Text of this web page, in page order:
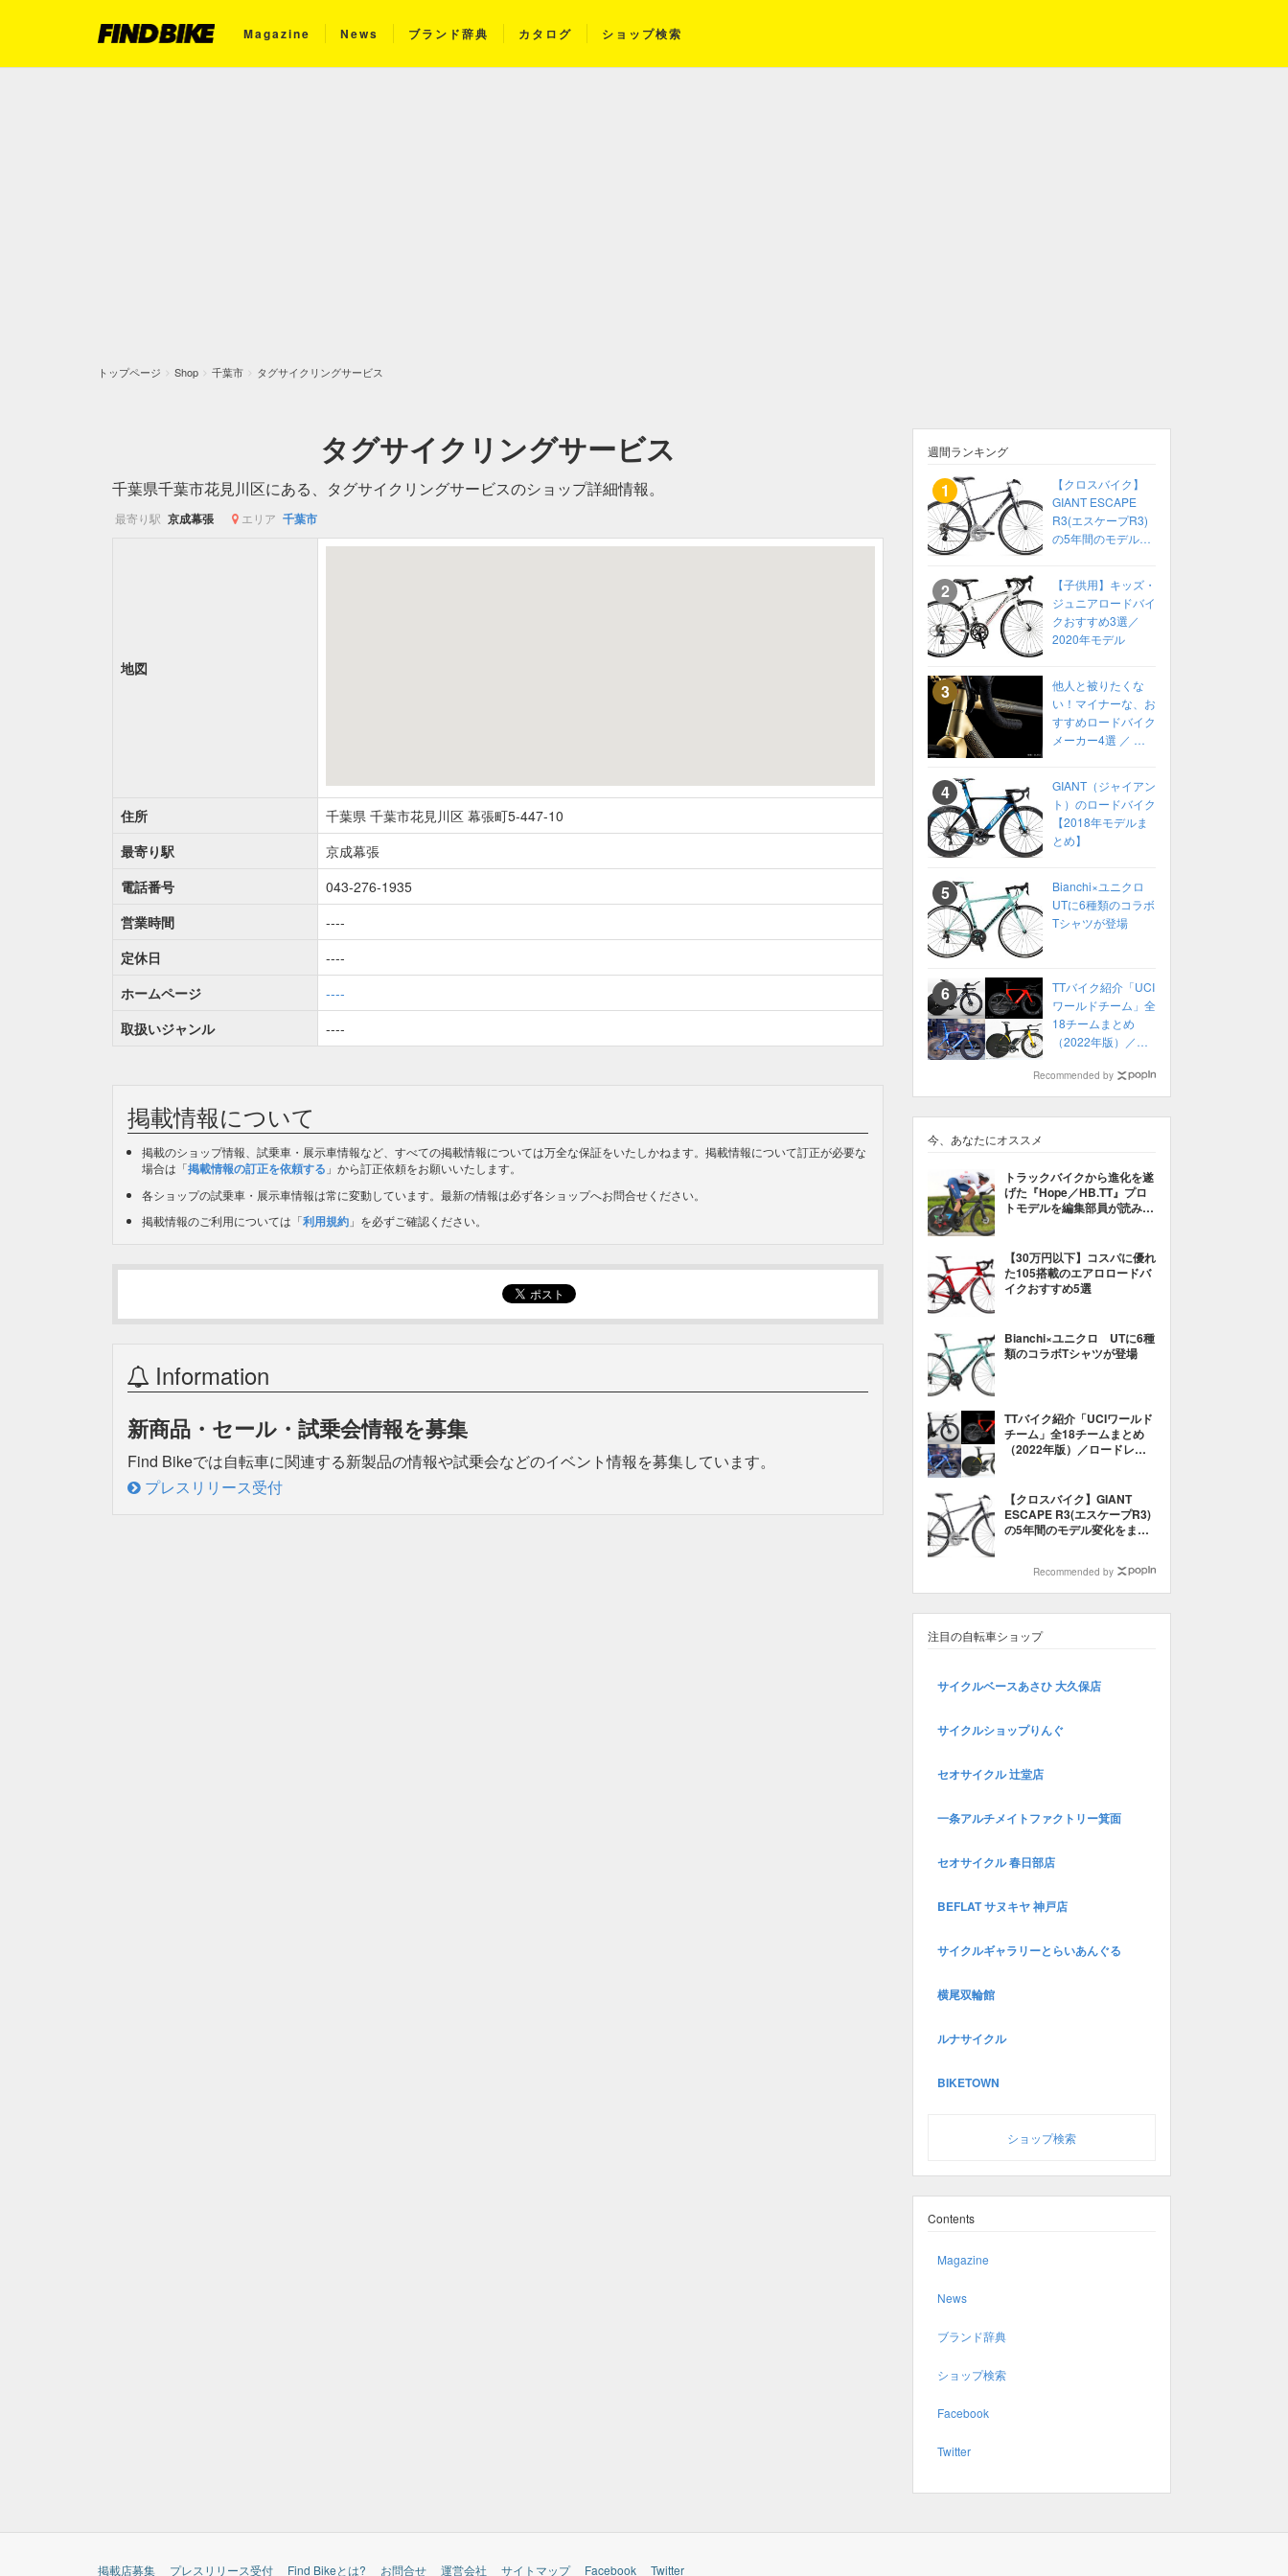
Magazine News ブランド辞典 カタログ ショップ検索
トップページ Shop 千葉市 タグサイクリングサービス
タグサイクリングサービス
千葉県千葉市花見川区にある、タグサイクリングサービスのショップ詳細情報。
最寄り駅 京成幕張 エリア 千葉市
地図
住所 千葉県 千葉市花見川区 幕張町5-447-10
最寄り駅
京成幕張
電話番号
043-276-1935
営業時間
----
定休日
----
ホームページ
----
取扱いジャンル
----
掲載情報について
掲載のショップ情報、試乗車・展示車情報など、すべての掲載情報については万全な保証をいたしかねます。掲載情報について訂正が必要な
場合は「掲載情報の訂正を依頼する 」から訂正依頼をお願いいたします。
各ショップの試乗車・展示車情報は常に変動しています。最新の情報は必ず各ショップへお問合せください。
掲載情報のご利用については「利用規約 」を必ずご確認ください。
Information
新商品・セール・試乗会情報を募集
Find Bikeでは自転車に関連する新製品の情報や試乗会などのイベント情報を募集しています。
プレスリリース受付
週間ランキング
【クロスバイク】
GIANT ESCAPE
R3(エスケープR3)
の5年間のモデル変
【子供用】キッズ・
ジュニアロードバイ
クおすすめ3選／
2020年モデル
他人と被りたくな
い！マイナーな、お
すすめロードバイク
メーカー4選 ／ 高
ーダーも！
GIANT（ジャイアン
ト）のロードバイク
【2018年モデルま
とめ】
Bianchi×ユニクロ
UTに6種類のコラボ
Tシャツが登場
TTバイク紹介「UCI
ワールドチーム」全
18チームまとめ
（2022年版）／ロ
Recommended by
今、あなたにオススメ
トラックバイクから進化を遂
げた『Hope／HB.TT』プロ
トモデルを編集部員が読み解
【30万円以下】コスパに優れ
た105搭載のエアロロードバ
イクおすすめ5選
Bianchi×ユニクロ UTに6種
類のコラボTシャツが登場
TTバイク紹介「UCIワールド
チーム」全18チームまとめ
（2022年版）／ロードレー
【クロスバイク】GIANT
ESCAPE R3(エスケープR3)
の5年間のモデル変化をまと
Recommended by
注目の自転車ショップ
サイクルベースあさひ 大久保店
サイクルショップりんぐ
セオサイクル 辻堂店
一条アルチメイトファクトリー箕面
セオサイクル 春日部店
BEFLAT サヌキヤ 神戸店
サイクルギャラリーとらいあんぐる
横尾双輪館
ルナサイクル
BIKETOWN
ショップ検索
Contents
Magazine
News
ブランド辞典
ショップ検索
Facebook
Twitter
掲載店募集 プレスリリース受付 Find Bikeとは? お問合せ 運営会社 サイトマップ Facebook Twitter